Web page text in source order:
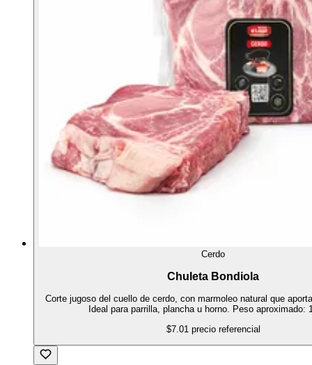
Cerdo
Chuleta Bondiola
Corte jugoso del cuello de cerdo, con marmoleo natural que
Ideal para parrilla, plancha u horno. Peso aproximado:
$7.01 precio referencial